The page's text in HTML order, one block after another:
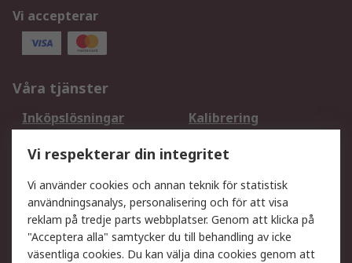
Vi accepterar
Våra tjänster
Inköpslösningar
Kalibrering
DesignSpark
Teknisk Support
Ditt lokala säljteam
Exportlösningar
Support
Få hjälp
Retur av varor
Vi respekterar din integritet
Vi använder cookies och annan teknik för statistisk
användningsanalys, personalisering och för att visa
reklam på tredje parts webbplatser. Genom att klicka på
"Acceptera alla" samtycker du till behandling av icke
väsentliga cookies. Du kan välja dina cookies genom att